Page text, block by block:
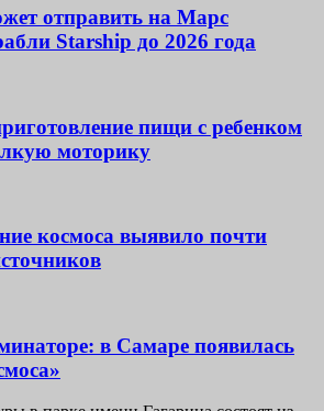
отправить на Марс
Starship до 2026 года
пищи с ребенком
моторику
космоса выявило почти
в Самаре появилась